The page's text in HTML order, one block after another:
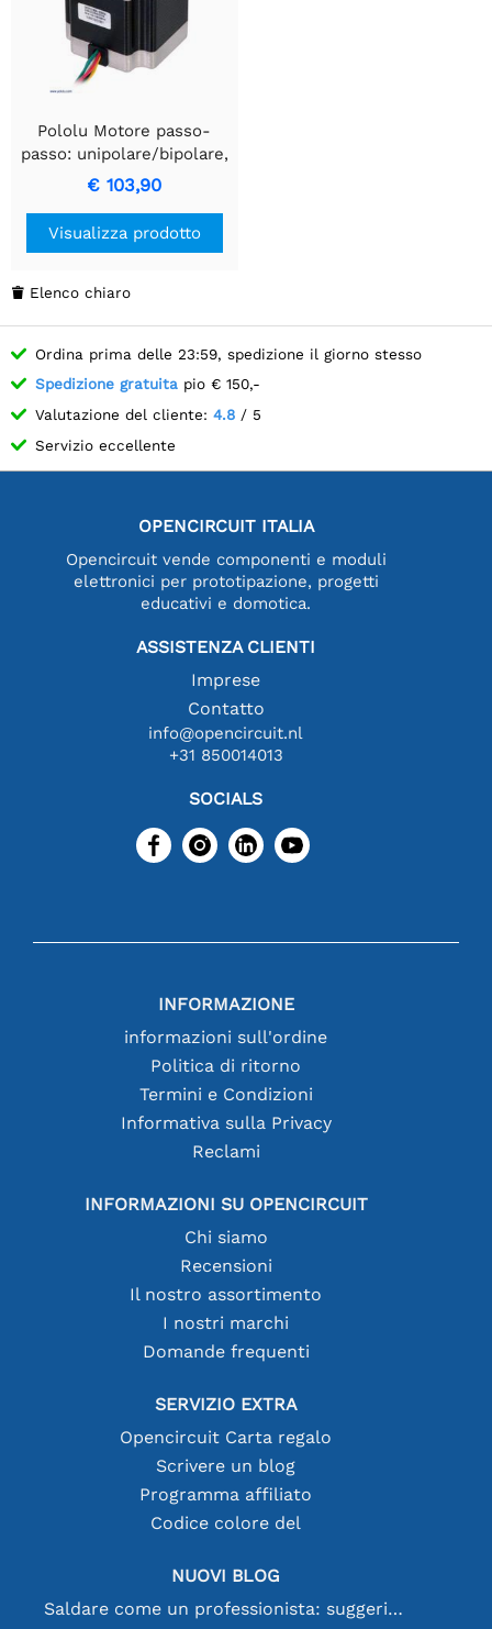
Pololu Motore passo-
passo: unipolare/bipolare,
200 passi/giro, 57×56 mm,
3,6 V, 2 A/fase
€ 103,90
Visualizza prodotto
 Elenco chiaro
Ordina prima delle 23:59, spedizione il giorno stesso
Spedizione gratuita pio € 150,-
Valutazione del cliente: 4.8 / 5
Servizio eccellente
OPENCIRCUIT ITALIA
Opencircuit vende componenti e moduli
elettronici per prototipazione, progetti
educativi e domotica.
ASSISTENZA CLIENTI
Imprese
Contatto
info@opencircuit.nl
+31 850014013
SOCIALS
INFORMAZIONE
informazioni sull'ordine
Politica di ritorno
Termini e Condizioni
Informativa sulla Privacy
Reclami
INFORMAZIONI SU OPENCIRCUIT
Chi siamo
Recensioni
Il nostro assortimento
I nostri marchi
Domande frequenti
SERVIZIO EXTRA
Opencircuit Carta regalo
Scrivere un blog
Programma affiliato
Codice colore del
NUOVI BLOG
Saldare come un professionista: suggerimenti per connessioni elettroniche perfette